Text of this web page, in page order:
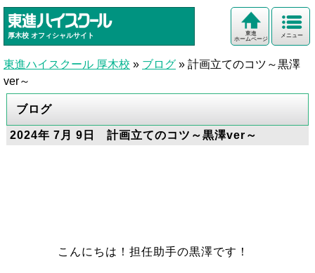
厚木校 オフィシャルサイト メニュー
東進
ホームページ
東進ハイスクール 厚木校 » ブログ » 計画立てのコツ～黒澤
ver～
ブログ
2024年 7月 9日 計画立てのコツ～黒澤ver～
こんにちは！担任助手の黒澤です！